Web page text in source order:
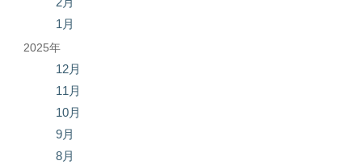
1月
2025年
12月
11月
10月
9月
8月